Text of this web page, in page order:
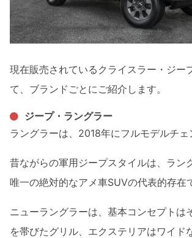
現在販売されているクライスラー・ジー
て、ブランドごとにご紹介します。
ジープ・ラングラー
ラングラーは、2018年にフルモデルチェ
昔ながらの軍用ジープスタイルは、ラン
唯一の絶対的なアメ車SUVの代表的存在
ニューラングラーは、基本コンセプトは
を帯びたグリル、エクステリアはワイド